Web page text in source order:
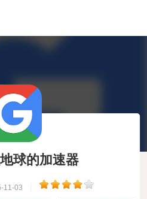
球的加速器
11-03